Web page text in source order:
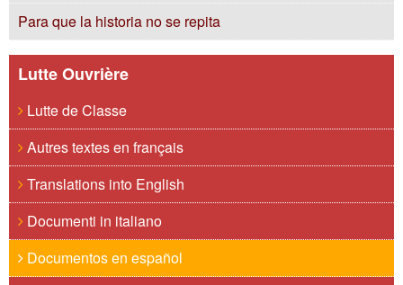
Para que la historia no se repita
Lutte Ouvrière
Lutte de Classe
Autres textes en français
Translations into English
Documenti in italiano
Documentos en español